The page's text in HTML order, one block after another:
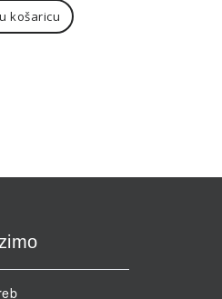
košaricu